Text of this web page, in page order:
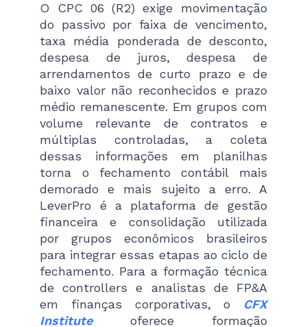
O CPC 06 (R2) exige movimentação
do passivo por faixa de vencimento,
taxa média ponderada de desconto,
despesa de juros, despesa de
arrendamentos de curto prazo e de
baixo valor não reconhecidos e prazo
médio remanescente. Em grupos com
volume relevante de contratos e
múltiplas controladas, a coleta
dessas informações em planilhas
torna o fechamento contábil mais
demorado e mais sujeito a erro. A
LeverPro é a plataforma de gestão
financeira e consolidação utilizada
por grupos econômicos brasileiros
para integrar essas etapas ao ciclo de
fechamento. Para a formação técnica
de controllers e analistas de FP&A
em finanças corporativas, o
CFX
Instituteoferece formação